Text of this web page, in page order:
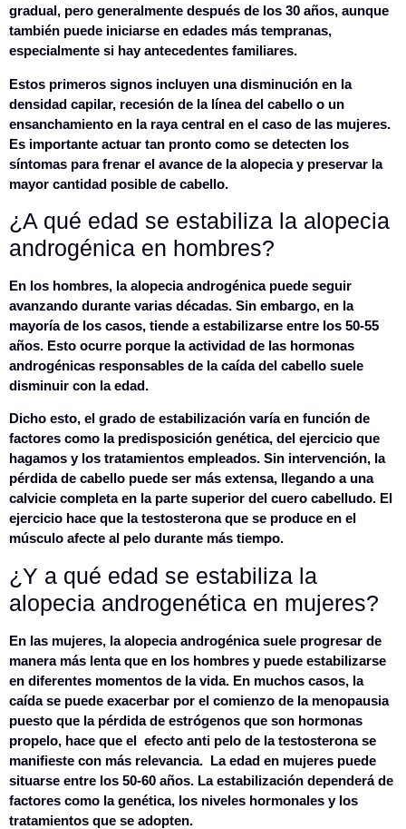
gradual, pero generalmente después de los 30 años, aunque
también puede iniciarse en edades más tempranas,
especialmente si hay antecedentes familiares.
Estos primeros signos incluyen una disminución en la
densidad capilar, recesión de la línea del cabello o un
ensanchamiento en la raya central en el caso de las mujeres.
Es importante actuar tan pronto como se detecten los
síntomas para frenar el avance de la alopecia y preservar la
mayor cantidad posible de cabello.
¿A qué edad se estabiliza la alopecia
androgénica en hombres?
En los hombres, la alopecia androgénica puede seguir
avanzando durante varias décadas. Sin embargo, en la
mayoría de los casos, tiende a estabilizarse entre los 50-55
años. Esto ocurre porque la actividad de las hormonas
androgénicas responsables de la caída del cabello suele
disminuir con la edad.
Dicho esto, el grado de estabilización varía en función de
factores como la predisposición genética, del ejercicio que
hagamos y los tratamientos empleados. Sin intervención, la
pérdida de cabello puede ser más extensa, llegando a una
calvicie completa en la parte superior del cuero cabelludo. El
ejercicio hace que la testosterona que se produce en el
músculo afecte al pelo durante más tiempo.
¿Y a qué edad se estabiliza la
alopecia androgenética en mujeres?
En las mujeres, la alopecia androgénica suele progresar de
manera más lenta que en los hombres y puede estabilizarse
en diferentes momentos de la vida. En muchos casos, la
caída se puede exacerbar por el comienzo de la menopausia
puesto que la pérdida de estrógenos que son hormonas
propelo, hace que el efecto anti pelo de la testosterona se
manifieste con más relevancia. La edad en mujeres puede
situarse entre los 50-60 años. La estabilización dependerá de
factores como la genética, los niveles hormonales y los
tratamientos que se adopten.